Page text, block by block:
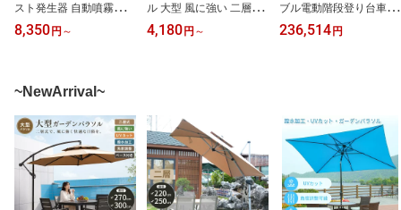
スト発生器 自動噴霧加湿
器 10-60M 自動散水セッ
ト 熱中症対策 冷却・加
庫などに 温室 庭 芝生 建
設現場 自動霧吹き装置 3
0m
8,350円 ～
ル 大型 風に強い 二層式
(約)直径270/300cm ベラ
ンダ ダブルトップハンギ
カバー 運動会 公園 海 プ
ール
4,180円 ～
ブル電動階段登り台車、
10インチホイール付き階
段登りハンドトラック、
236,514円
~NewArrival~